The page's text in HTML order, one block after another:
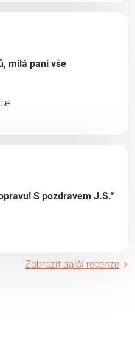
milá paní vše
S pozdravem J.S.“
Zobrazit další recenze